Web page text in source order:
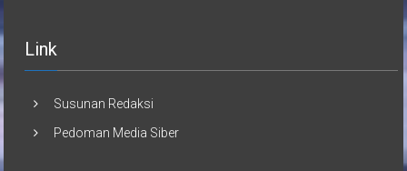
Link
Susunan Redaksi
Pedoman Media Siber